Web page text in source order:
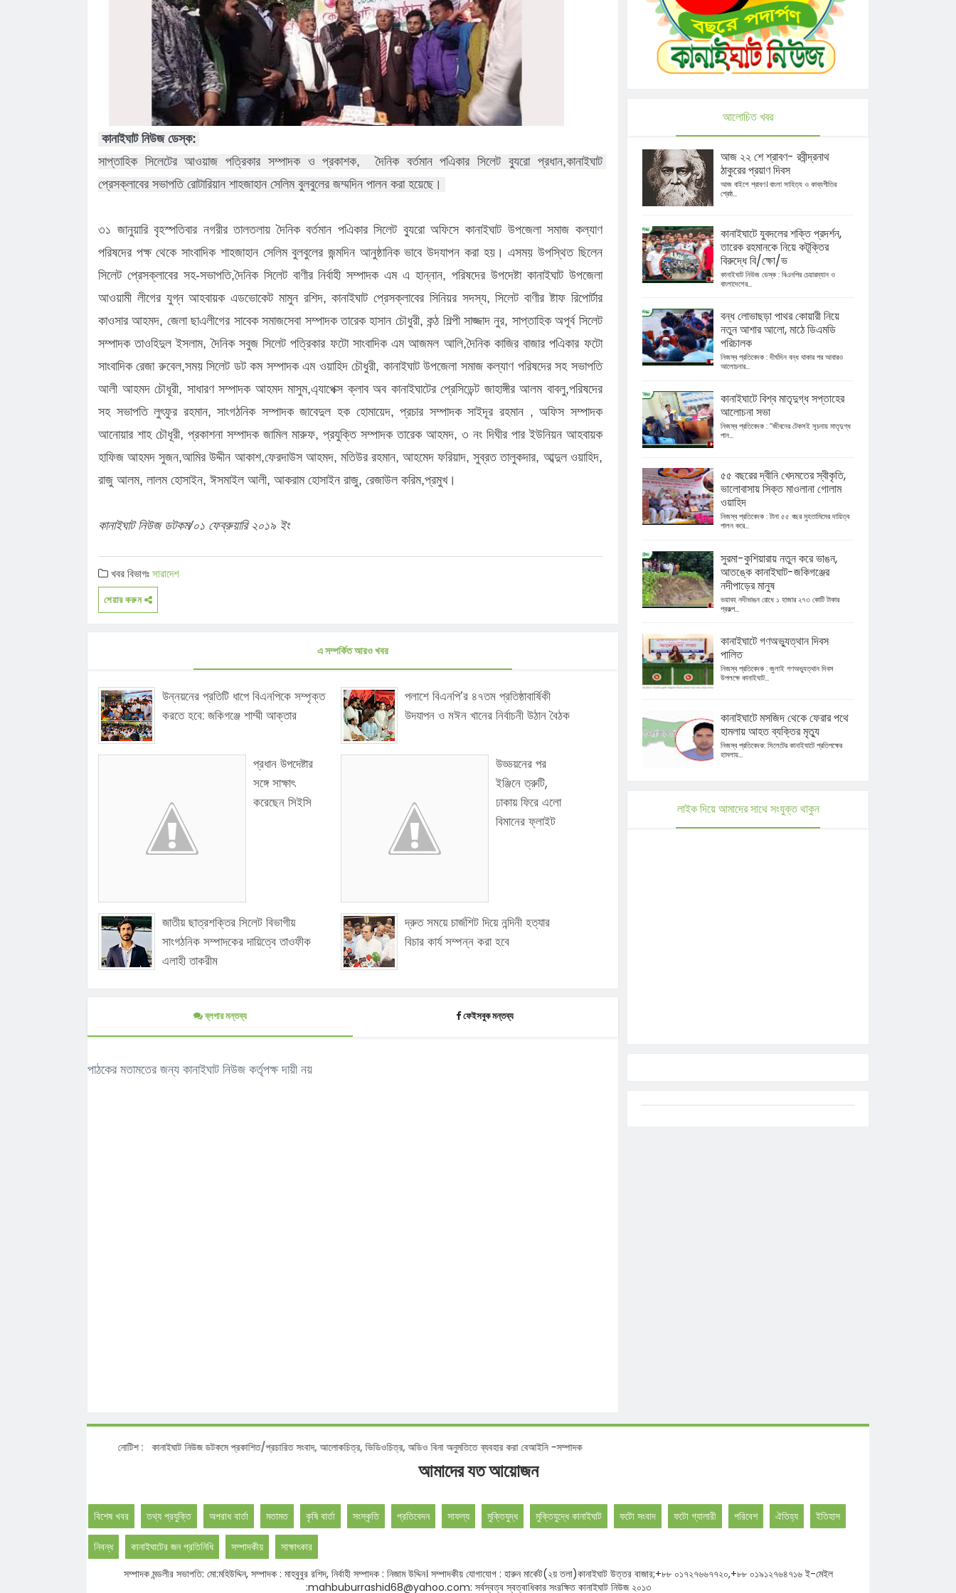
কানাইঘাটে এনসিপির মঞ্চ প্রস্তুত, ক'ড়া
নি'রা'প'ত্তা'য় পদযাত্রা আজ
কানাইঘাটের নতুন ইউএনও’র যোগদান, দায়িত্ব পালনে
চাইলেন সবার সহযোগিতা
লোভাছড়ার জব্দকৃত পাথর পা'চা'র'কালে ভলগেটসহ
গ্রে'ফ'তার ২
রাত পোহালেই কানাইঘাটে এনসিপির পদযাত্রা, আসছেন
কেন্দ্রীয় নেতারা
ধনমাইরমাটি সরকারি প্রাথমিক বিদ্যালয়ের এসএমসি
সভাপতি ফের হাফিজ আহমদ সুজন
কানাইঘাটে ইসলামী ব্যাংকের রেমিট্যান্স গ্রাহক সমাবেশ,
বৈধপথে অর্থ পাঠানোর আহ্বান
লোভাছড়ায় প্রশাসনের নজরদারির মাঝেও চলছে জব্দ
করা পাথর লুট
কানাইঘাট নিউজ ডেস্ক:
সাপ্তাহিক সিলেটের আওয়াজ পত্রিকার সম্পাদক ও প্রকাশক,  দৈনিক বর্তমান পএিকার সিলেট ব্যুরো প্রধান,কানাইঘাট
প্রেসক্লাবের সভাপতি রোটারিয়ান শাহজাহান সেলিম বুলবুলের জম্মদিন পালন করা হয়েছে।
৩১ জানুয়ারি বৃহস্পতিবার নগরীর তালতলায় দৈনিক বর্তমান পএিকার সিলেট ব্যুরো অফিসে কানাইঘাট উপজেলা সমাজ কল্যাণ
পরিষদের পক্ষ থেকে সাংবাদিক শাহজাহান সেলিম বুলবুলের জন্মদিন আনুষ্ঠানিক ভাবে উদযাপন করা হয়। এসময় উপস্থিত ছিলেন
সিলেট প্রেসক্লাবের সহ-সভাপতি,দৈনিক সিলেট বাণীর নির্বাহী সম্পাদক এম এ হান্নান, পরিষদের উপদেষ্টা কানাইঘাট উপজেলা
আওয়ামী লীগের যুগ্ন আহবায়ক এডভোকেট মামুন রশিদ, কানাইঘাট প্রেসক্লাবের সিনিয়র সদস্য, সিলেট বাণীর ষ্টাফ রিপোর্টার
কাওসার আহমদ, জেলা ছাএলীগের সাবেক সমাজসেবা সম্পাদক তারেক হাসান চৌধুরী, কন্ঠ শিল্পী সাজ্জাদ নুর, সাপ্তাহিক অপূর্ব সিলেট
সম্পাদক তাওহিদুল ইসলাম, দৈনিক সবুজ সিলেট পত্রিকার ফটো সাংবাদিক এম আজমল আলি,দৈনিক কাজির বাজার পএিকার ফটো
সাংবাদিক রেজা রুবেল,সময় সিলেট ডট কম সম্পাদক এম ওয়াহিদ চৌধুরী, কানাইঘাট উপজেলা সমাজ কল্যাণ পরিষদের সহ সভাপতি
আলী আহমদ চৌধূরী, সাধারণ সম্পাদক আহমদ মাসুম,এ্যাপেক্স ক্লাব অব কানাইঘাটের প্রেসিডেন্ট জাহাঙ্গীর আলম বাবলু,পরিষদের
সহ সভাপতি লুৎফুর রহমান, সাংগঠনিক সম্পাদক জাবেদুল হক হোমায়েদ, প্রচার সম্পাদক সাইদূর রহমান , অফিস সম্পাদক
আনোয়ার শাহ চৌধূরী, প্রকাশনা সম্পাদক জামিল মারুফ, প্রযুক্তি সম্পাদক তারেক আহমদ, ৩ নং দিঘীর পার ইউনিয়ন আহবায়ক
হাফিজ আহমদ সুজন,আমির উদ্দীন আকাশ,ফেরদাউস আহমদ, মতিউর রহমান, আহমেদ ফরিয়াদ, সুব্রত তালুকদার, আব্দুল ওয়াহিদ,
রাজু আলম, লালম হোসাইন, ঈসমাইল আলী, আকরাম হোসাইন রাজু, রেজাউল করিম,প্রমুখ।
কানাইঘাট নিউজ ডটকম/০১ ফেব্রুয়ারি ২০১৯ ইং
খবর বিভাগঃসারাদেশ
শেয়ার করুন
এ সম্পর্কিত আরও খবর
উন্নয়নের প্রতিটি ধাপে বিএনপিকে সম্পৃক্ত
করতে হবে: জকিগঞ্জে শাম্মী আক্তার
পলাশে বিএনপি’র ৪৭তম প্রতিষ্ঠাবার্ষিকী
উদযাপন ও মঈন খানের নির্বাচনী উঠান বৈঠক
প্রধান উপদেষ্টার
সঙ্গে সাক্ষাৎ
করেছেন সিইসি
উড্ডয়নের পর
ইঞ্জিনে ত্রুটি,
ঢাকায় ফিরে এলো
বিমানের ফ্লাইট
জাতীয় ছাত্রশক্তির সিলেট বিভাগীয়
সাংগঠনিক সম্পাদকের দায়িত্বে তাওফীক
এলাহী তাকরীম
দ্রুত সময়ে চার্জশিট দিয়ে নন্দিনী হত্যার
বিচার কার্য সম্পন্ন করা হবে
ব্লগার মন্তব্য ফেইসবুক মন্তব্য
পাঠকের মতামতের জন্য কানাইঘাট নিউজ কর্তৃপক্ষ দায়ী নয়
আলোচিত খবর
আজ ২২ শে শ্রাবণ- রবীন্দ্রনাথ
ঠাকুরের প্রয়াণ দিবস
আজ বাইশে শ্রাবণ। বাংলা সাহিত্য ও কাব্যগীতির
শ্রেষ্ঠ...
কানাইঘাটে যুবদলের শক্তি প্রদর্শন,
তারেক রহমানকে নিয়ে কটূক্তির
বিরুদ্ধে বি/ক্ষো/ভ
কানাইঘাট নিউজ ডেস্ক : বিএনপির চেয়ারম্যান ও
বাংলাদেশের...
বন্ধ লোভাছড়া পাথর কোয়ারী নিয়ে
নতুন আশার আলো, মাঠে ডিএমডি
পরিচালক
নিজস্ব প্রতিবেদক : দীর্ঘদিন বন্ধ থাকার পর আবারও
আলোচনার...
কানাইঘাটে বিশ্ব মাতৃদুগ্ধ সপ্তাহের
আলোচনা সভা
নিজস্ব প্রতিবেদক : “জীবনের টেকসই সূচনায় মাতৃদুগ্ধ
পান...
৫৫ বছরের দ্বীনি খেদমতের স্বীকৃতি,
ভালোবাসায় সিক্ত মাওলানা গোলাম
ওয়াহিদ
নিজস্ব প্রতিবেদক : টানা ৫৫ বছর মুহতামিমের দায়িত্ব
পালন করে...
সুরমা-কুশিয়ারায় নতুন করে ভাঙন,
আতঙ্কে কানাইঘাট-জকিগঞ্জের
নদীপাড়ের মানুষ
ভয়াবহ নদীভাঙন রোধে ১ হাজার ২৭৩ কোটি টাকার
প্রকল্প...
কানাইঘাটে গণঅভ্যুত্থান দিবস
পালিত
নিজস্ব প্রতিবেদক : জুলাই গণঅভ্যুত্থান দিবস
উপলক্ষে কানাইঘাট...
কানাইঘাটে মসজিদ থেকে ফেরার পথে
হামলায় আহত ব্যক্তির মৃত্যু
নিজস্ব প্রতিবেদক: সিলেটের কানাইঘাটে প্রতিপক্ষের
হামলায়...
লাইক দিয়ে আমাদের সাথে সংযুক্ত থাকুন
নোটিশ :কানাইঘাট নিউজ ডটকমে প্রকাশিত/প্রচারিত সংবাদ, আলোকচিত্র, ভিডিওচিত্র, অডিও বিনা অনুমতিতে ব্যবহার করা বেআইনি -সম্পাদক
আমাদের যত আয়োজন
বিশেষ খবর তথ্য প্রযুক্তি অপরাধ বার্তা মতামত কৃষি বার্তা সংস্কৃতি প্রতিবেদন সাফল্য মুক্তিযুদ্ধ মুক্তিযুদ্ধে কানাইঘাট ফটো সংবাদ ফটো গ্যালারী পরিবেশ ঐতিহ্য ইতিহাস
নিবন্ধ কানাইঘাটের জন প্রতিনিধি সম্পাদকীয়
সাক্ষাৎকার
সম্পাদক মন্ডলীর সভাপতি: মো:মহিউদ্দিন, সম্পাদক : মাহবুবুর রশিদ, নির্বাহী সম্পাদক : নিজাম উদ্দিন। সম্পাদকীয় যোগাযোগ : হারুন মার্কেট(২য় তলা)কানাইঘাট উত্তর বাজার;+৮৮ ০১৭২৭৬৬৭৭২০,+৮৮ ০১৯১২৭৬৪৭১৬ ই-মেইল
:mahbuburrashid68@yahoo.com: সর্বস্বত্ব স্বত্বাধিকার সংরক্ষিত কানাইঘাট নিউজ ২০১৩